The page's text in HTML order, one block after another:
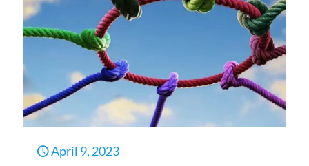
an
der
April 9, 2023